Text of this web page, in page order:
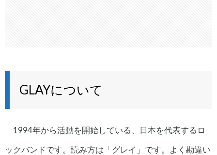
GLAYについて
1994年から活動を開始している、日本を代表するロ
ックバンドです。読み方は「グレイ」です。よく勘違い